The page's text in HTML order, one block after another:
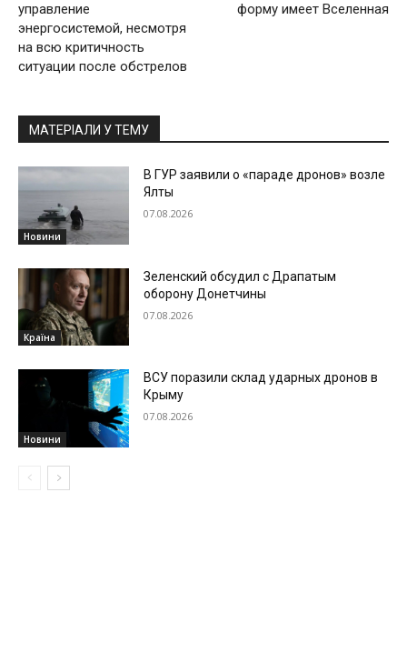
управление
энергосистемой, несмотря
на всю критичность
ситуации после обстрелов
форму имеет Вселенная
МАТЕРІАЛИ У ТЕМУ
Новини
В ГУР заявили о «параде дронов» возле
Ялты
07.08.2026
Країна
Зеленский обсудил с Драпатым
оборону Донетчины
07.08.2026
Новини
ВСУ поразили склад ударных дронов в
Крыму
07.08.2026